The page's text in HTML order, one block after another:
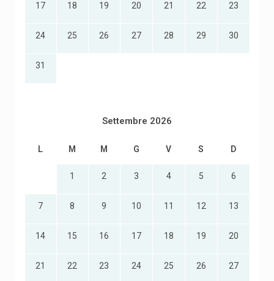
17 18 19 20 21 22 23
24 25 26 27 28 29 30
31
Settembre 2026
L M M G V S D
1 2 3 4 5 6
7 8 9 10 11 12 13
14 15 16 17 18 19 20
21 22 23 24 25 26 27